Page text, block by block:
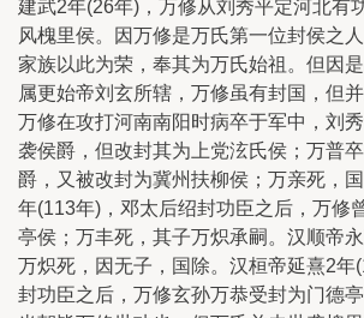
建武2年(26年)，万修从刘秀平定河北有
风槐里侯。因万修是万氏第一位封侯之
家族以此为荣，奉其为万氏始祖。但因
属更始帝刘玄所辖，万修虽有封国，但
万修在攻打河南南阳时病卒于军中，刘
袭侯爵，但改封其为上党泫氏侯；万普
爵，又被改封为冀州扶柳侯；万亲死，
年(113年)，邓太后绍封功臣之后，万修
亭侯；万丰死，其子万炽承嗣。汉顺帝
万炽死，因无子，国除。汉桓帝延熹2年
封功臣之后，万修玄孙万恭受封为门德